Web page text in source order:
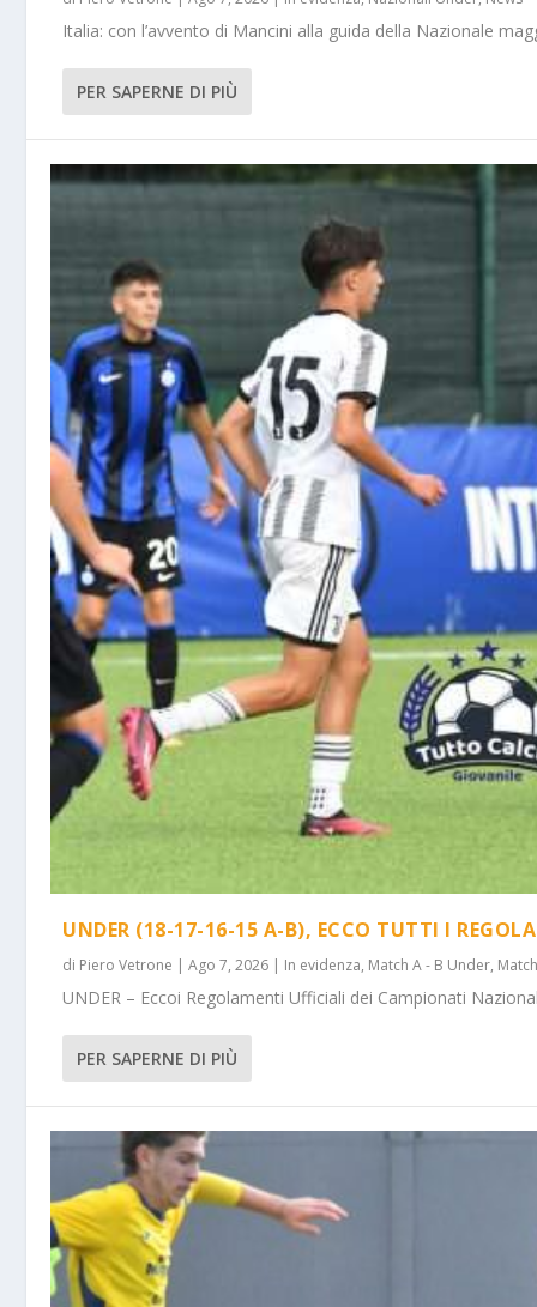
Italia: con l’avvento di Mancini alla guida della Nazionale
PER SAPERNE DI PIÙ
UNDER (18-17-16-15 A-B), ECCO TUTTI I
di Piero Vetrone |Ago 7, 2026 | In evidenza, Match A - B Under,
UNDER – Eccoi Regolamenti Ufficiali dei Campionati
PER SAPERNE DI PIÙ